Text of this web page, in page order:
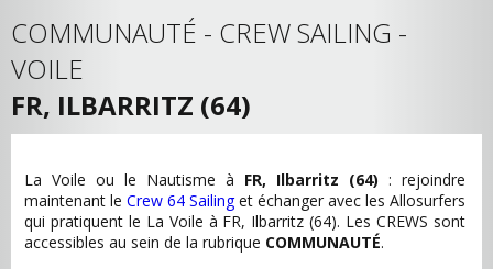
COMMUNAUTÉ - CREW SAILING -
VOILE
FR, ILBARRITZ (64)
La Voile ou le Nautisme à FR, Ilbarritz (64) : rejoindre
maintenant le Crew 64 Sailinget échanger avec les Allosurfers
qui pratiquent le La Voile à FR, Ilbarritz (64). Les CREWS sont
accessibles au sein de la rubrique COMMUNAUTÉ.